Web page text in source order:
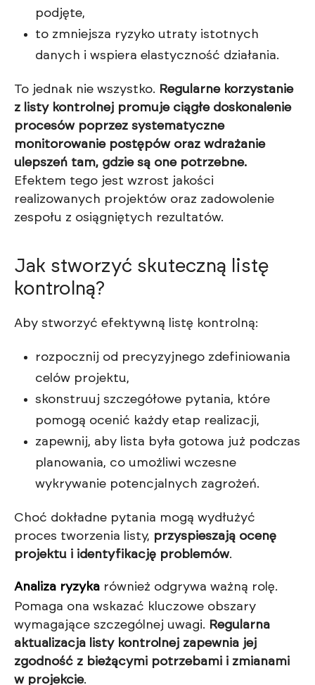
podjęte,
to zmniejsza ryzyko utraty istotnych
danych i wspiera elastyczność działania.
To jednak nie wszystko. Regularne korzystanie
z listy kontrolnej promuje ciągłe doskonalenie
procesów poprzez systematyczne
monitorowanie postępów oraz wdrażanie
ulepszeń tam, gdzie są one potrzebne.
Efektem tego jest wzrost jakości
realizowanych projektów oraz zadowolenie
zespołu z osiągniętych rezultatów.
Jak stworzyć skuteczną listę
kontrolną?
Aby stworzyć efektywną listę kontrolną:
rozpocznij od precyzyjnego zdefiniowania
celów projektu,
skonstruuj szczegółowe pytania, które
pomogą ocenić każdy etap realizacji,
zapewnij, aby lista była gotowa już podczas
planowania, co umożliwi wczesne
wykrywanie potencjalnych zagrożeń.
Choć dokładne pytania mogą wydłużyć
proces tworzenia listy, przyspieszają ocenę
projektu i identyfikację problemów.
Analiza ryzyka również odgrywa ważną rolę.
Pomaga ona wskazać kluczowe obszary
wymagające szczególnej uwagi. Regularna
aktualizacja listy kontrolnej zapewnia jej
zgodność z bieżącymi potrzebami i zmianami
w projekcie.